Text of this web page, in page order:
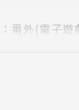
番外(電子遊